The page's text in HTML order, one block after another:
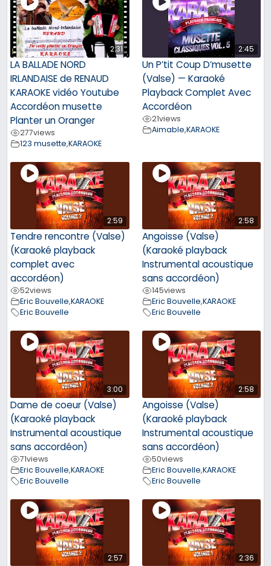
2:31
LA BALLADE NORD
IRLANDAISE de RENAUD
KARAOKE vidéo Youtube
Accordéon musette
Planter un Oranger
277views
123 musette,KARAOKE
2:45
Un P’tit Coup D’musette
(Valse) — Karaoké
Playback Complet Avec
Accordéon
21views
Aimable,KARAOKE
2:59
Tendre rencontre (Valse)
(Karaoké playback
complet avec
accordéon)
52views
Eric Bouvelle,KARAOKE
Eric Bouvelle
2:58
Angoisse (Valse)
(Karaoké playback
Instrumental acoustique
sans accordéon)
145views
Eric Bouvelle,KARAOKE
Eric Bouvelle
3:00
Dame de coeur (Valse)
(Karaoké playback
Instrumental acoustique
sans accordéon)
71views
Eric Bouvelle,KARAOKE
Eric Bouvelle
2:58
Angoisse (Valse)
(Karaoké playback
Instrumental acoustique
sans accordéon)
50views
Eric Bouvelle,KARAOKE
Eric Bouvelle
2:57 2:36